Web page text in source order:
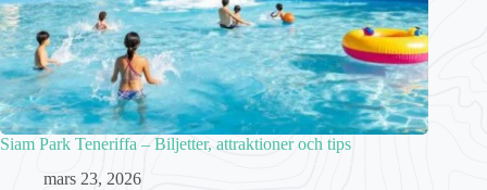
Siam Park Teneriffa – Biljetter, attraktioner och tips
mars 23, 2026